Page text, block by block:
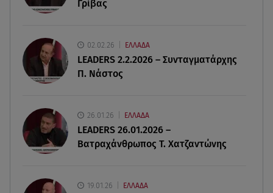
φωτογραφία με την αδελφή του
Κηδεία Λάκη Χαλκιά: Συντετριμμένη η σύζυγός
του στο τελευταίο «αντίο»
Παράσχου από το νοσοκομείο
Γρίβας
02.02.26 ΕΛΛΑΔΑ
LEADERS 2.2.2026 – Συνταγματάρχης
Π. Νάστος
26.01.26 ΕΛΛΑΔΑ
LEADERS 26.01.2026 –
Βατραχάνθρωπος Τ. Χατζαντώνης
19.01.26 ΕΛΛΑΔΑ